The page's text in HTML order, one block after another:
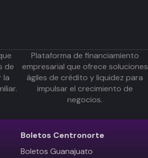
de
la
Plataforma de financiamiento
empresarial que ofrece soluciones
ágiles de crédito y liquidez para
impulsar el crecimiento de
negocios.
Boletos Centronorte
Boletos Guanajuato